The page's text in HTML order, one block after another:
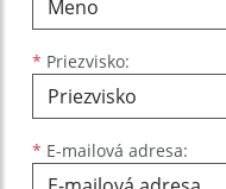
* Priezvisko:
* E-mailová adresa: